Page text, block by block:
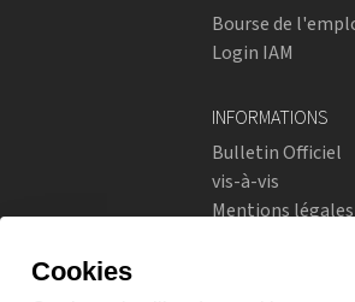
Bourse de
Login IAM
INFORMATIONS
Bulletin Officiel
vis-à-vis
Mentions légales